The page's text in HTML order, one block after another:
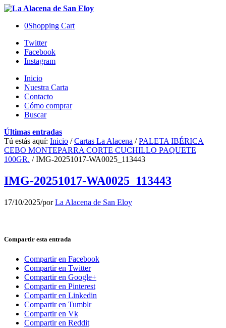
0Shopping Cart
Twitter
Facebook
Instagram
Inicio
Nuestra Carta
Contacto
Cómo comprar
Buscar
Últimas entradas
Tú estás aquí: Inicio / Cartas La Alacena / PALETA IBÉRICA
CEBO MONTEPARRA CORTE CUCHILLO PAQUETE
100GR. / IMG-20251017-WA0025_113443
IMG-20251017-WA0025_113443
17/10/2025/porLa Alacena de San Eloy
Compartir esta entrada
Compartir en Facebook
Compartir en Twitter
Compartir en Google+
Compartir en Pinterest
Compartir en Linkedin
Compartir en Tumblr
Compartir en Vk
Compartir en Reddit